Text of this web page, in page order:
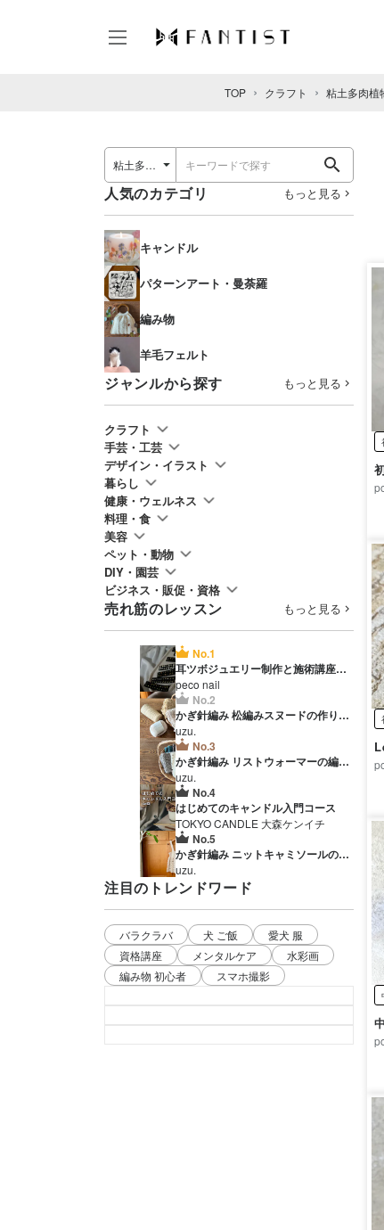
TOP クラフト 粘土多肉植
人気のカテゴリ もっと見る
キャンドル
パターンアート・曼荼羅
編み物
羊毛フェルト
ジャンルから探す もっと見る
クラフト
手芸・工芸
デザイン・イラスト
暮らし
健康・ウェルネス
料理・食
美容
ペット・動物
DIY・園芸
ビジネス・販促・資格
売れ筋のレッスン もっと見る
No.1
耳ツボジュエリー制作と施術講座＆
撮影方法 ディプロマ発行付き
peco nail
No.2
かぎ針編み 松編みスヌードの作り方
【PDF模様部分編み図付き】
uzu.
No.3
かぎ針編み リストウォーマーの編み
方【PDF編み図付】
uzu.
No.4
はじめてのキャンドル入門コース
TOKYO CANDLE 大森ケンイチ
No.5
かぎ針編み ニットキャミソールの作
り方【PDF編み図付】
uzu.
注目のトレンドワード
バラクラバ 犬 ご飯
愛犬 服
資格講座
メンタルケア
水彩画
編み物 初心者
スマホ撮影